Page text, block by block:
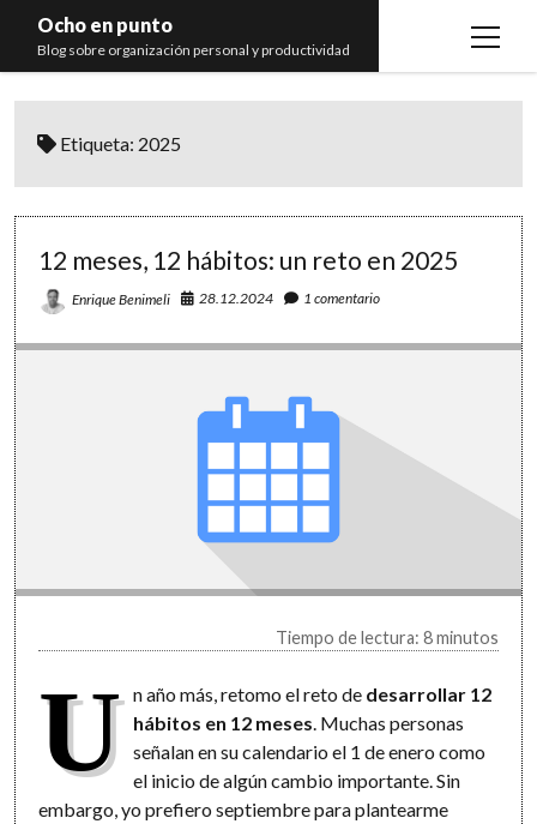
Ocho en punto
Blog sobre organización personal y productividad
open
Libros
Etiqueta: 2025
12 meses, 12 hábitos: un reto en 2025
Enrique Benimeli 28.12.2024 1 comentario
Tiempo de lectura: 8 minutos
U n año más, retomo el reto de desarrollar 12
hábitos en 12 meses . Muchas personas
señalan en su calendario el 1 de enero como
el inicio de algún cambio importante. Sin
embargo, yo prefiero septiembre para plantearme